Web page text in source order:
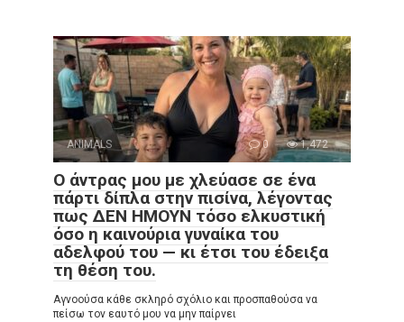
ANIMALS 0 1,472
Ο άντρας μου με χλεύασε σε ένα
πάρτι δίπλα στην πισίνα, λέγοντας
πως ΔΕΝ ΗΜΟΥΝ τόσο ελκυστική
όσο η καινούρια γυναίκα του
αδελφού του — κι έτσι του έδειξα
τη θέση του.
Αγνοούσα κάθε σκληρό σχόλιο και προσπαθούσα να
πείσω τον εαυτό μου να μην παίρνει